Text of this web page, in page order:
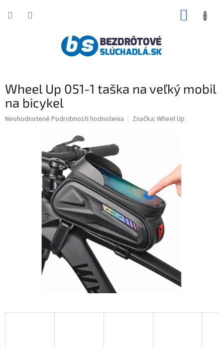
Wheel Up 051-1 taška na veľký mobil
na bicykel
Priemerné
Neohodnotené Podrobnosti hodnotenia Značka: Wheel Up